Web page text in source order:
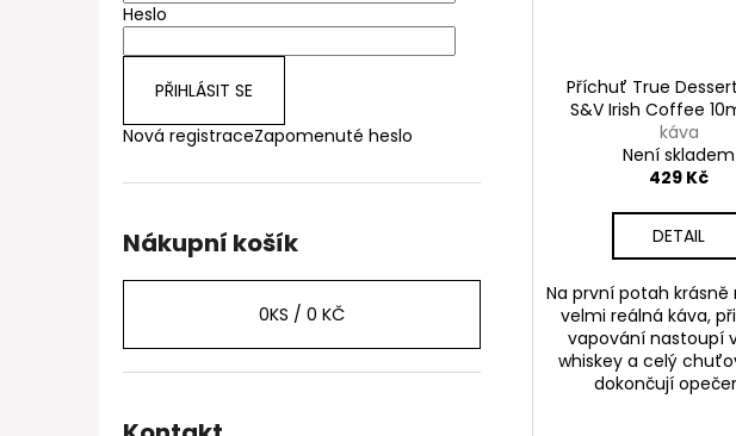
Heslo
PŘIHLÁSIT SE
Nová registraceZapomenuté heslo
Nákupní košík
0KS / 0 KČ
Příchuť True
S&V Irish Coffee
káva
Není skladem
429 Kč
DETAIL
Na první potah krásně
velmi reálná káva,
vapování nastoupí
whiskey a celý
dokončují